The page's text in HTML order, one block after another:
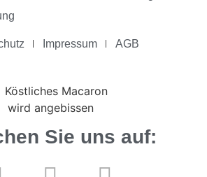
Impressum AGB
Sie uns auf: